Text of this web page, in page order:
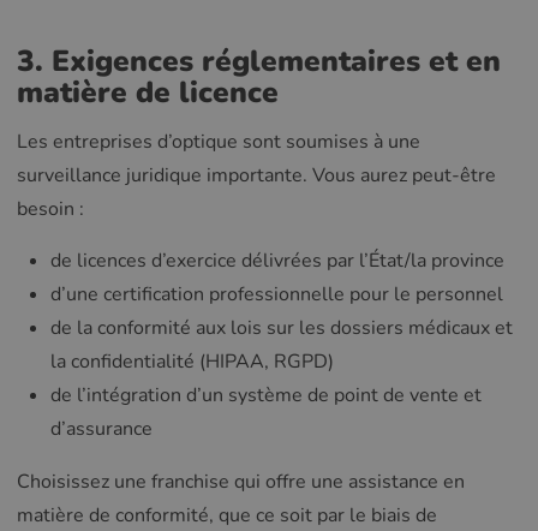
3. Exigences réglementaires et en
matière de licence
Les entreprises d’optique sont soumises à une
surveillance juridique importante. Vous aurez peut-être
besoin :
de licences d’exercice délivrées par l’État/la province
d’une certification professionnelle pour le personnel
de la conformité aux lois sur les dossiers médicaux et
la confidentialité (HIPAA, RGPD)
de l’intégration d’un système de point de vente et
d’assurance
Choisissez une franchise qui offre une assistance en
matière de conformité, que ce soit par le biais de